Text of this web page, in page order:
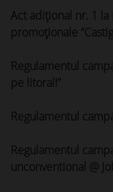
Act adițional nr. 1
promoționale
Regulamentul
pe litoral!”
Regulamentul
Regulamentul
unconventional @